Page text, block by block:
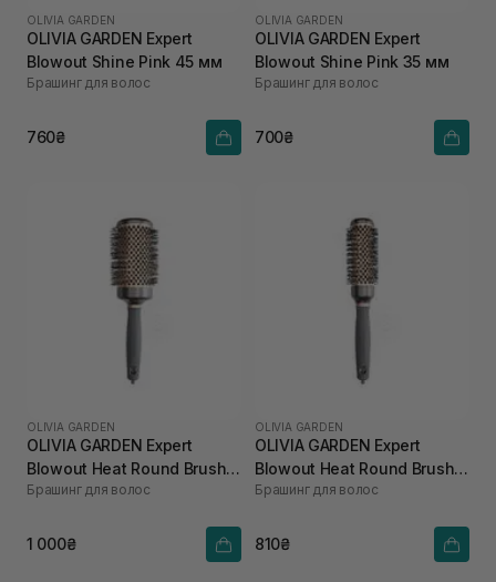
OLIVIA GARDEN
OLIVIA GARDEN Expert
Blowout Shine Pink 45 мм
Брашинг для волос
760₴
OLIVIA GARDEN
OLIVIA GARDEN Expert
Blowout Shine Pink 35 мм
Брашинг для волос
700₴
OLIVIA GARDEN
OLIVIA GARDEN Expert
Blowout Heat Round Brush
Cooper/Grey 55 мм
Брашинг для волос
1 000₴
OLIVIA GARDEN
OLIVIA GARDEN Expert
Blowout Heat Round Brush
Cooper/Grey 35 мм
Брашинг для волос
810₴